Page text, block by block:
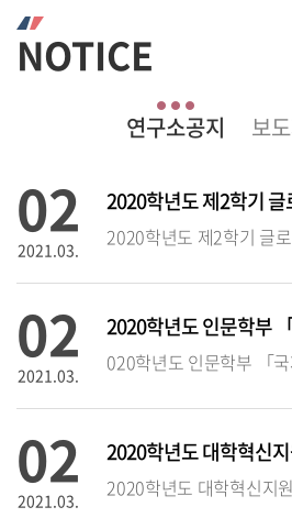
NOTICE
02
2021.03.
02
2021.03.
02
2021.03.